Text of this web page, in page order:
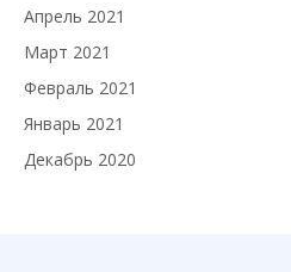
Апрель 2021
Март 2021
Февраль 2021
Январь 2021
Декабрь 2020